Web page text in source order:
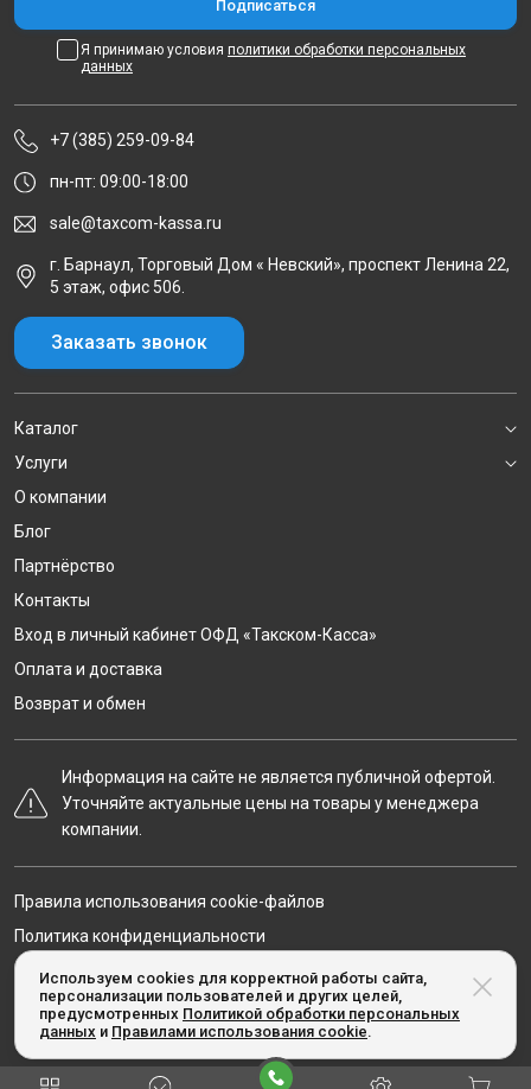
Используем cookies для корректной работы сайта,
персонализации пользователей и других целей,
предусмотренных Политикой обработки персональных
данных и Правилами использования cookie.
Я принимаю условия политики обработки персональных
данных
+7 (385) 259-09-84
пн-пт: 09:00-18:00
sale@taxcom-kassa.ru
г. Барнаул, Торговый Дом « Невский», проспект Ленина 22,
5 этаж, офис 506.
Заказать звонок
Каталог
Услуги
О компании
Блог
Партнёрство
Контакты
Вход в личный кабинет ОФД «Такском-Касса»
Оплата и доставка
Возврат и обмен
Информация на сайте не является публичной офертой.
Уточняйте актуальные цены на товары у менеджера
компании.
© Taxcom-kassa.ru, 2020-2026
Правила использования cookie-файлов
Политика конфиденциальности
Карта сайта